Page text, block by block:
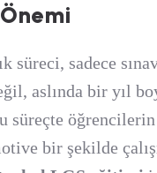
süreci, sadece
aslında bir yıl
süreçte
bir şekilde